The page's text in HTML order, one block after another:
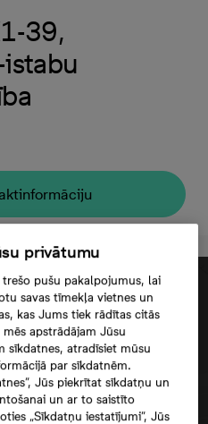
39,
privātumu
pušu pakalpojumus, lai
savas tīmekļa vietnes un
kas Jums tiek rādītas citās
apstrādājam Jūsu
sīkdatnes, atradīsiet mūsu
par sīkdatnēm.
Jūs piekrītat sīkdatņu un
un ar to saistīto
„Sīkdatņu iestatījumi”, Jūs